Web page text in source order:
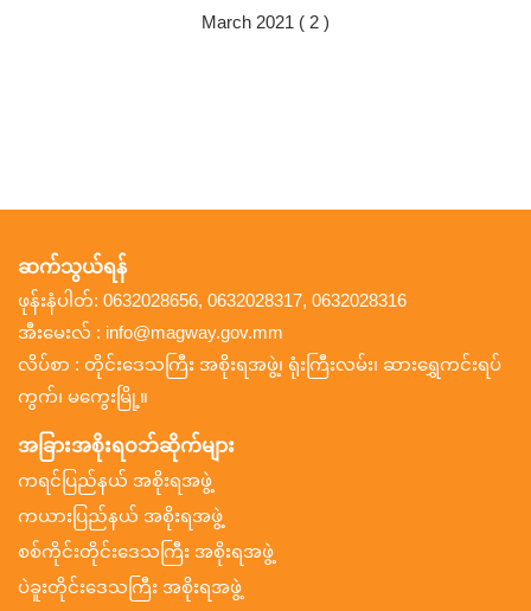
March 2021 ( 2 )
ဆက်သွယ်ရန်
ဖုန်းနံပါတ်: 0632028656, 0632028317, 0632028316
အီးမေးလ် : info@magway.gov.mm
လိပ်စာ : တိုင်းဒေသကြီး အစိုးရအဖွဲ့၊ ရုံးကြီးလမ်း၊ ဆားရွှေကင်းရပ်
ကွက်၊ မကွေးမြို့။
အခြားအစိုးရဝဘ်ဆိုက်များ
ကရင်ပြည်နယ် အစိုးရအဖွဲ့
ကယားပြည်နယ် အစိုးရအဖွဲ့
စစ်ကိုင်းတိုင်းဒေသကြီး အစိုးရအဖွဲ့
ပဲခူးတိုင်းဒေသကြီး အစိုးရအဖွဲ့